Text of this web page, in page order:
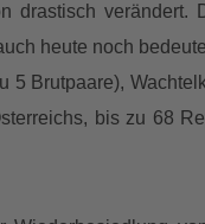
drastisch
heute noch
Brutpaare),
bis zu 68